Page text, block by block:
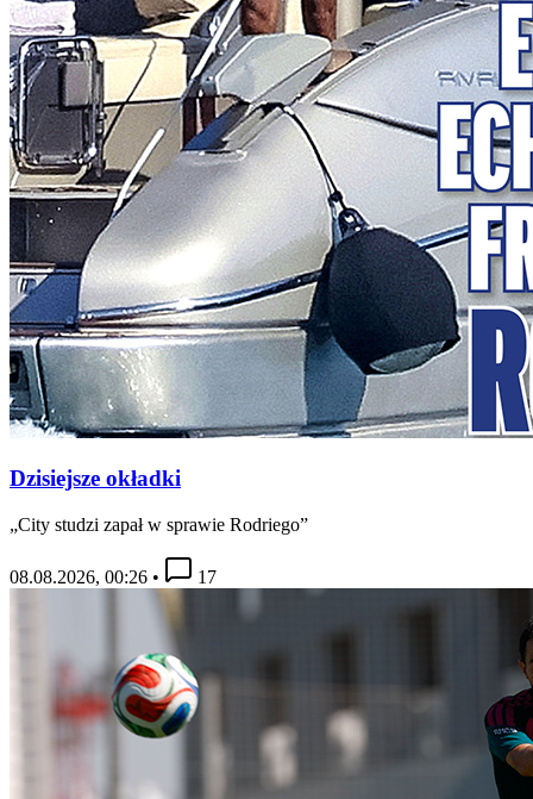
Dzisiejsze okładki
„City studzi zapał w sprawie Rodriego”
08.08.2026, 00:26 • 17